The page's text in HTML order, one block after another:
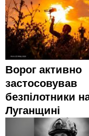
Ворог активно
застосовував
безпілотники
Луганщині